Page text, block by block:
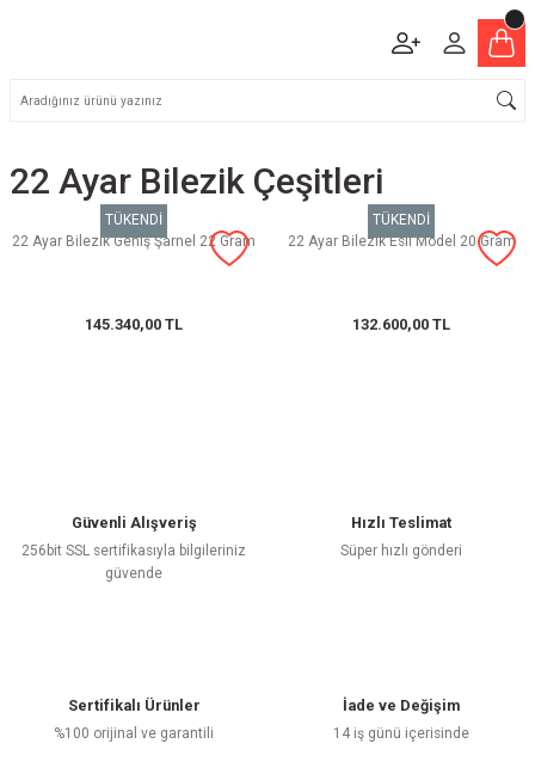
22 Ayar Bilezik Çeşitleri
TÜKENDİ
22 Ayar Bilezik Geniş Şarnel 22 Gram
145.340,00 TL
TÜKENDİ
22 Ayar Bilezik Esli Model 20 Gram
132.600,00 TL
Güvenli Alışveriş
256bit SSL sertifikasıyla bilgileriniz
güvende
Hızlı Teslimat
Süper hızlı gönderi
Sertifikalı Ürünler
%100 orijinal ve garantili
İade ve Değişim
14 iş günü içerisinde